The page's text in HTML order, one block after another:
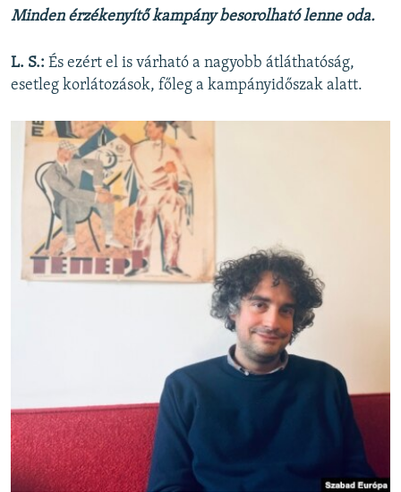
Minden érzékenyítő kampány besorolható lenne oda.
L. S.: És ezért el is várható a nagyobb átláthatóság,
esetleg korlátozások, főleg a kampányidőszak alatt.